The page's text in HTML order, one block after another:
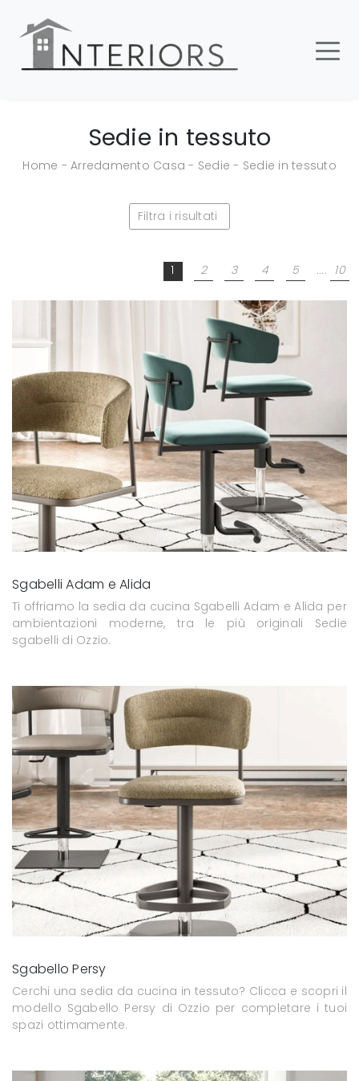
Sedie in tessuto
Home - Arredamento Casa - Sedie - Sedie in tessuto
Filtra i risultati
1 2 3 4 5 .... 10
Sgabelli Adam e Alida
Ti offriamo la sedia da cucina Sgabelli Adam e Alida per
ambientazioni moderne, tra le più originali Sedie
sgabelli di Ozzio.
Sgabello Persy
Cerchi una sedia da cucina in tessuto? Clicca e scopri il
modello Sgabello Persy di Ozzio per completare i tuoi
spazi ottimamente.